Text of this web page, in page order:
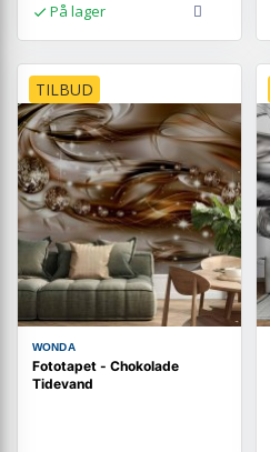
På lager
TILBUD
WONDA
Fototapet - Chokolade
Tidevand